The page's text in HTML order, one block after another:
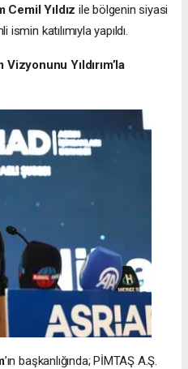
Cemil Yıldız ile bölgenin siyasi
katılımıyla yapıldı.
Yıldırım’la
’ın başkanlığında; PİMTAŞ A.Ş.